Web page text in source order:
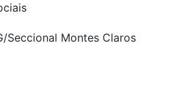
Seccional Montes Claros